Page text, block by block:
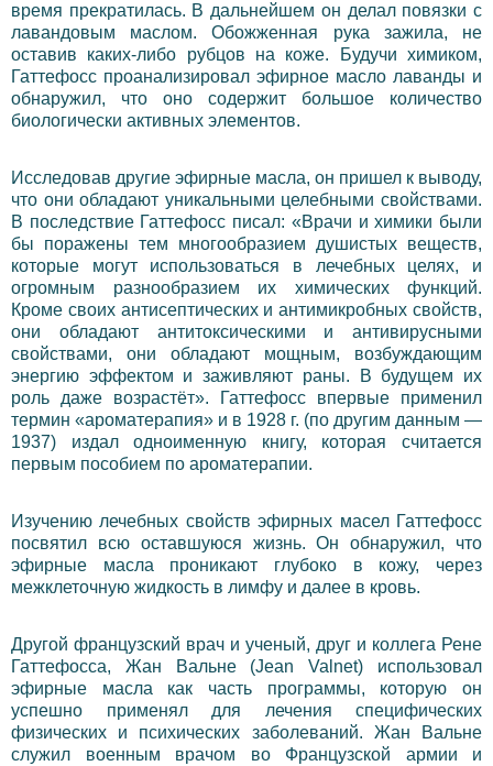
время прекратилась. В дальнейшем он делал повязки с
лавандовым маслом. Обожженная рука зажила, не
оставив каких-либо рубцов на коже. Будучи химиком,
Гаттефосс проанализировал эфирное масло лаванды и
обнаружил, что оно содержит большое количество
биологически активных элементов.
Исследовав другие эфирные масла, он пришел к выводу,
что они обладают уникальными целебными свойствами.
В последствие Гаттефосс писал: «Врачи и химики были
бы поражены тем многообразием душистых веществ,
которые могут использоваться в лечебных целях, и
огромным разнообразием их химических функций.
Кроме своих антисептических и антимикробных свойств,
они обладают антитоксическими и антивирусными
свойствами, они обладают мощным, возбуждающим
энергию эффектом и заживляют раны. В будущем их
роль даже возрастёт». Гаттефосс впервые применил
термин «ароматерапия» и в 1928 г. (по другим данным —
1937) издал одноименную книгу, которая считается
первым пособием по ароматерапии.
Изучению лечебных свойств эфирных масел Гаттефосс
посвятил всю оставшуюся жизнь. Он обнаружил, что
эфирные масла проникают глубоко в кожу, через
межклеточную жидкость в лимфу и далее в кровь.
Другой французский врач и ученый, друг и коллега Рене
Гаттефосса, Жан Вальне (Jean Valnet) использовал
эфирные масла как часть программы, которую он
успешно применял для лечения специфических
физических и психических заболеваний. Жан Вальне
служил военным врачом во Французской армии и